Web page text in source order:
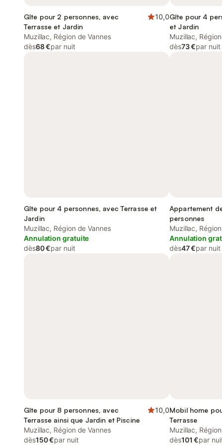
Gîte pour 2 personnes, avec
Terrasse et Jardin
10,0
Muzillac, Région de Vannes
dès68 €par nuit
Gîte pour 4
et Jardin
Muzillac,
dès73 €par nuit
Gîte pour 4 personnes, avec Terrasse et
Jardin
Muzillac, Région de Vannes
Annulation gratuite
dès80 €par nuit
Appartement
personnes
Muzillac,
Annulation
dès47 €par nuit
Gîte pour 8 personnes, avec
Terrasse ainsi que Jardin et Piscine
10,0
Muzillac, Région de Vannes
dès150 €par nuit
Mobil home
Terrasse
Muzillac,
dès101 €par